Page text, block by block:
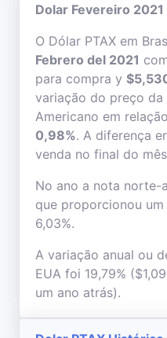
Dolar Fevereiro 2021
O Dólar PTAX em
Febrero del 2021
para compra y
variação do preço
Americano em
0,98%. A diferença
venda no final do
No ano a nota norte-
que proporcionou
6,03%.
A variação anual ou
EUA foi 19,79%
um ano atrás).